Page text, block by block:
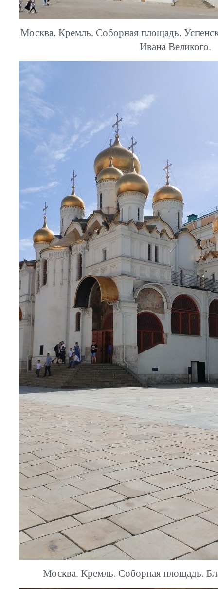
Москва. Кремль. Соборная площадь.
Ивана Великого.
Москва. Кремль. Соборная площадь.